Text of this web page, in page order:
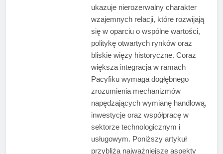
ukazuje nierozerwalny charakter
wzajemnych relacji, które rozwijają
się w oparciu o wspólne wartości,
politykę otwartych rynków oraz
bliskie więzy historyczne. Coraz
większa integracja w ramach
Pacyfiku wymaga dogłębnego
zrozumienia mechanizmów
napędzających wymianę handlową,
inwestycje oraz współpracę w
sektorze technologicznym i
usługowym. Poniższy artykuł
przybliża najważniejsze aspekty